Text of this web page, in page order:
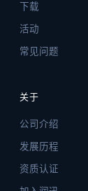
下载
活动
常见问题
关于
公司介绍
发展历程
资质认证